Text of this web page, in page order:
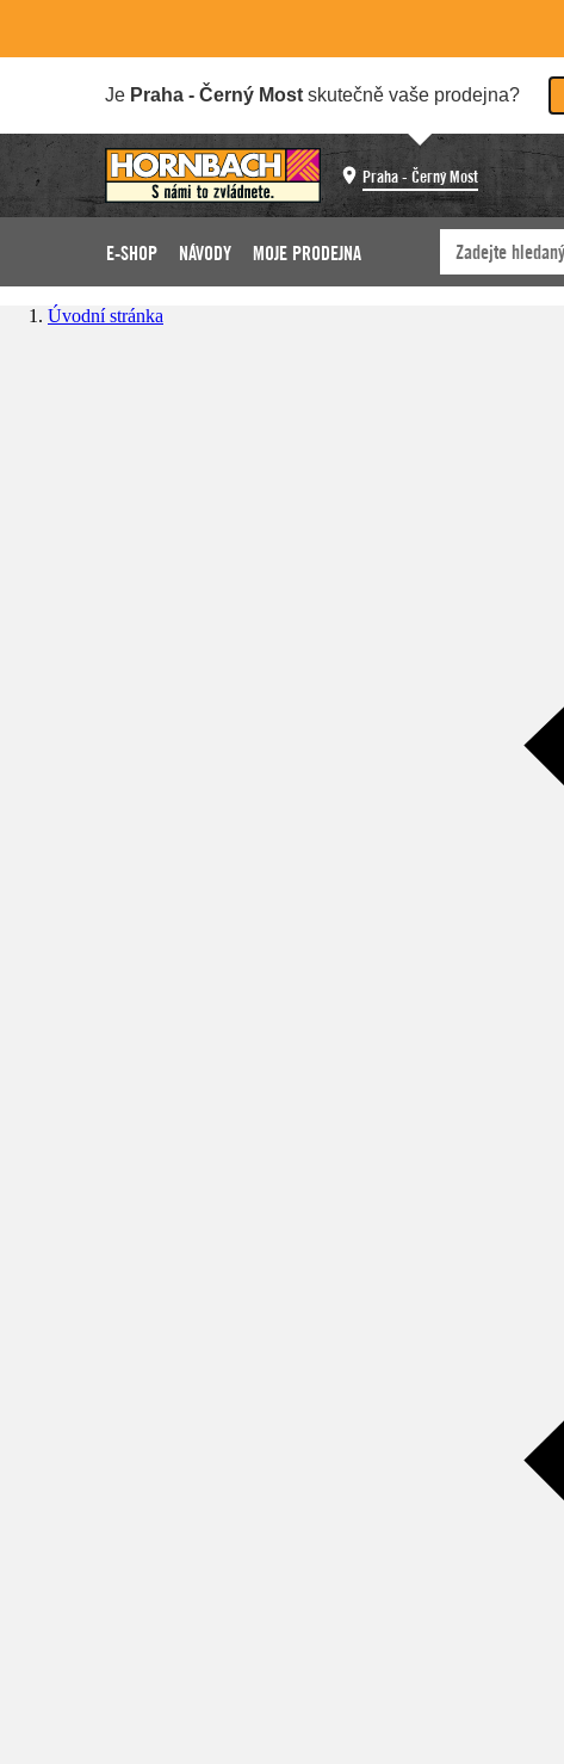
Je Praha - Černý Most skutečně vaše prodejna?
Praha - Černý Most
E-SHOP NÁVODY MOJE PRODEJNA
Úvodní stránka